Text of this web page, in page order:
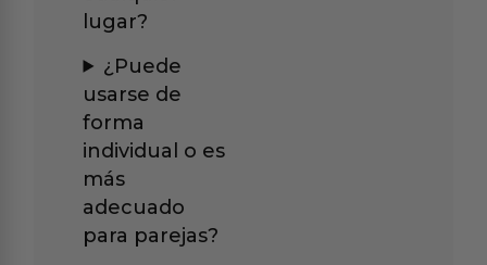
lugar?
¿Puede
usarse de
forma
individual o es
más
adecuado
para parejas?